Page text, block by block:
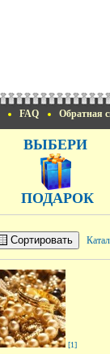
FAQ Обратная
ВЫБЕРИ
ПОДАРОК
Сортировать
[1]